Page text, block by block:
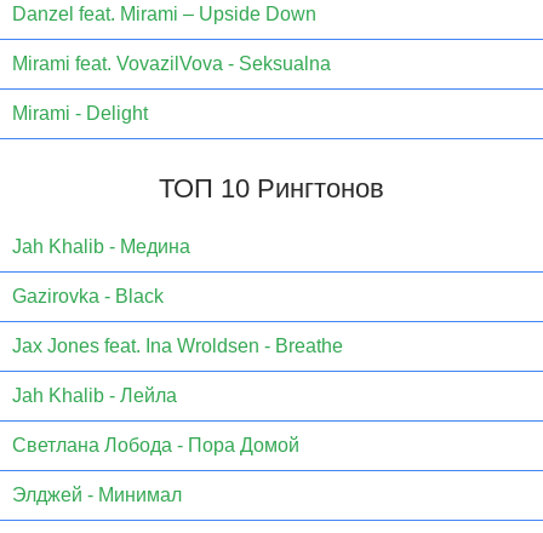
Danzel feat. Mirami – Upside Down
Mirami feat. VovazilVova - Seksualna
Mirami - Delight
ТОП 10 Рингтонов
Jаh Khаlib - Медина
Gazirovka - Black
Jax Jones feat. Ina Wroldsen - Breathe
Jah Khalib - Лейла
Светлана Лобода - Пора Домой
Элджей - Минимал